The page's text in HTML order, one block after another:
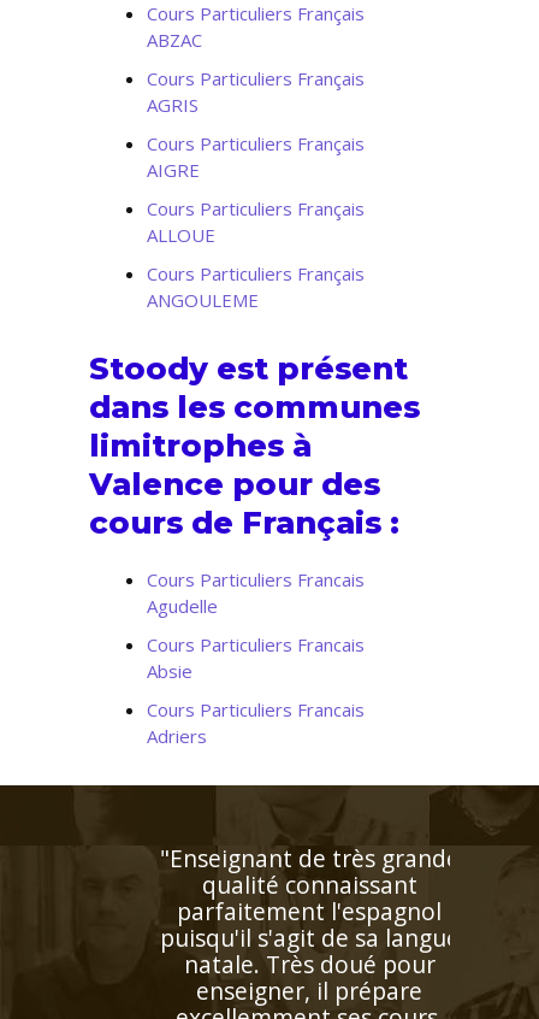
Cours Particuliers Français
ABZAC
Cours Particuliers Français
AGRIS
Cours Particuliers Français
AIGRE
Cours Particuliers Français
ALLOUE
Cours Particuliers Français
ANGOULEME
Stoody est présent
dans les communes
limitrophes à
Valence pour des
cours de Français :
Cours Particuliers Francais
Agudelle
Cours Particuliers Francais
Absie
Cours Particuliers Francais
Adriers
"Très bon contact, identifie
facilement les lacunes de
l'enfant. Très bonne
pédagogie ce qui facilite
beaucoup l'apprentissage.
Personne très agréable et